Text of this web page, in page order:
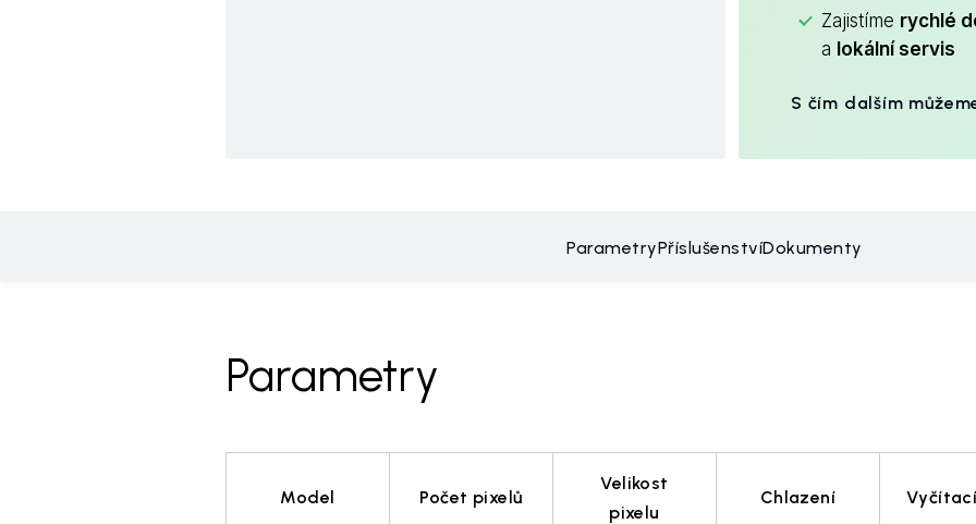
Zajistíme rychlé
a lokální servis
S čím dalším
ParametryPříslušenstvíDokumenty
Parametry
Model Počet pixelů
Velikost
pixelu
Chlazení